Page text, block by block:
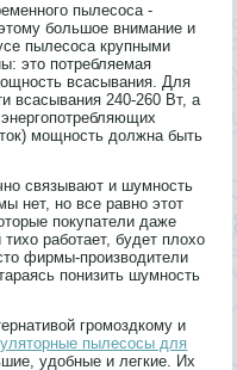
пылесоса -
большое внимание и
пылесоса крупными
это потребляемая
всасывания. Для
всасывания 240-260 Вт, а
мощность должна быть
связывают и шумность
нет, но все равно этот
покупатели даже
работает, будет плохо
фирмы-производители
понизить шумность
громоздкому и
пылесосы для
удобные и легкие. Их